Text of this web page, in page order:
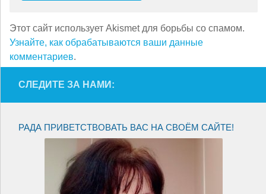
Этот сайт использует Akismet для борьбы со спамом.
Узнайте, как обрабатываются ваши данные
комментариев.
СЛЕДИТЕ ЗА НАМИ:
РАДА ПРИВЕТСТВОВАТЬ ВАС НА СВОЁМ САЙТЕ!